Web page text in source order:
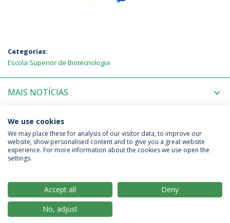
Categorias:
Escola Superior de Biotecnologia
MAIS NOTÍCIAS
PRÓXIMOS EVENTOS
Política de Privacidade
Termos & Condições
© 2026 Universidade Católica Portuguesa
We use cookies
We may place these for analysis of our visitor data, to improve our
website, show personalised content and to give you a great website
experience. For more information about the cookies we use open the
settings.
Accept all
Deny
No, adjust